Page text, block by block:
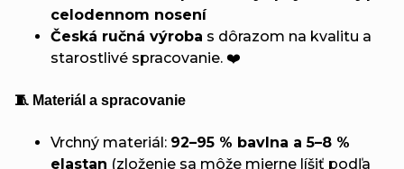
celodennom nosení
Česká ručná výroba s dôrazom na kvalitu a
starostlivé spracovanie. ❤️
🧵 Materiál a spracovanie
Vrchný materiál: 92–95 % bavlna a 5–8 %
elastan (zloženie sa môže mierne líšiť podľa